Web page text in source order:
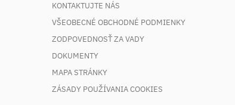
KONTAKTUJTE NÁS
VŠEOBECNÉ OBCHODNÉ PODMIENKY
ZODPOVEDNOSŤ ZA VADY
DOKUMENTY
MAPA STRÁNKY
ZÁSADY POUŽÍVANIA COOKIES